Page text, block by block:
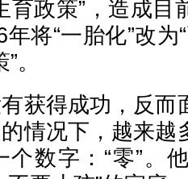
育政策”，造成目
将“一胎化”改为
。
获得成功，反而
情况下，越来越
数字：“零”。